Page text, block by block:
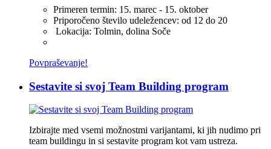
Primeren termin: 15. marec - 15. oktober
Priporočeno število udeležencev: od 12 do 20
Lokacija: Tolmin, dolina Soče
Povpraševanje!
Sestavite si svoj Team Building program
Izbirajte med vsemi možnostmi varijantami, ki jih nudimo pri
team buildingu in si sestavite program kot vam ustreza.